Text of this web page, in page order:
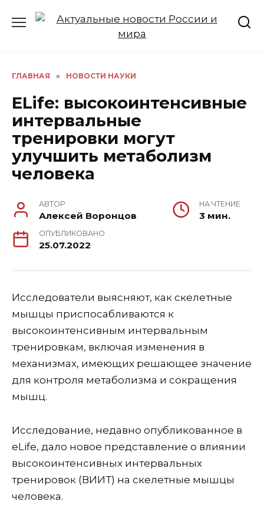
ГЛАВНАЯ » НОВОСТИ НАУКИ
ELife: высокоинтенсивные
интервальные
тренировки могут
улучшить метаболизм
человека
АВТОР
Алексей Воронцов
НА ЧТЕНИЕ
3 мин.
ОПУБЛИКОВАНО
25.07.2022
Исследователи выясняют, как скелетные
мышцы приспосабливаются к
высокоинтенсивным интервальным
тренировкам, включая изменения в
механизмах, имеющих решающее значение
для контроля метаболизма и сокращения
мышц.
Исследование, недавно опубликованное в
eLife, дало новое представление о влиянии
высокоинтенсивных интервальных
тренировок (ВИИТ) на скелетные мышцы
человека.